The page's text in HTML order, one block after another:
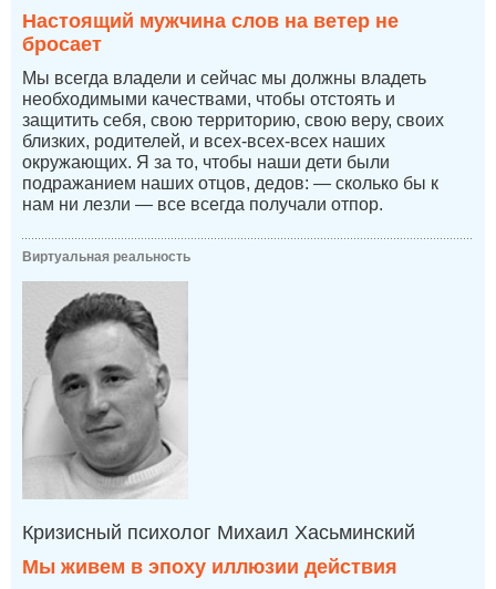
Настоящий мужчина слов на ветер не
бросает
Мы всегда владели и сейчас мы должны владеть
необходимыми качествами, чтобы отстоять и
защитить себя, свою территорию, свою веру, своих
близких, родителей, и всех-всех-всех наших
окружающих. Я за то, чтобы наши дети были
подражанием наших отцов, дедов: — сколько бы к
нам ни лезли — все всегда получали отпор.
Виртуальная реальность
Кризисный психолог Михаил Хасьминский
Мы живем в эпоху иллюзии действия